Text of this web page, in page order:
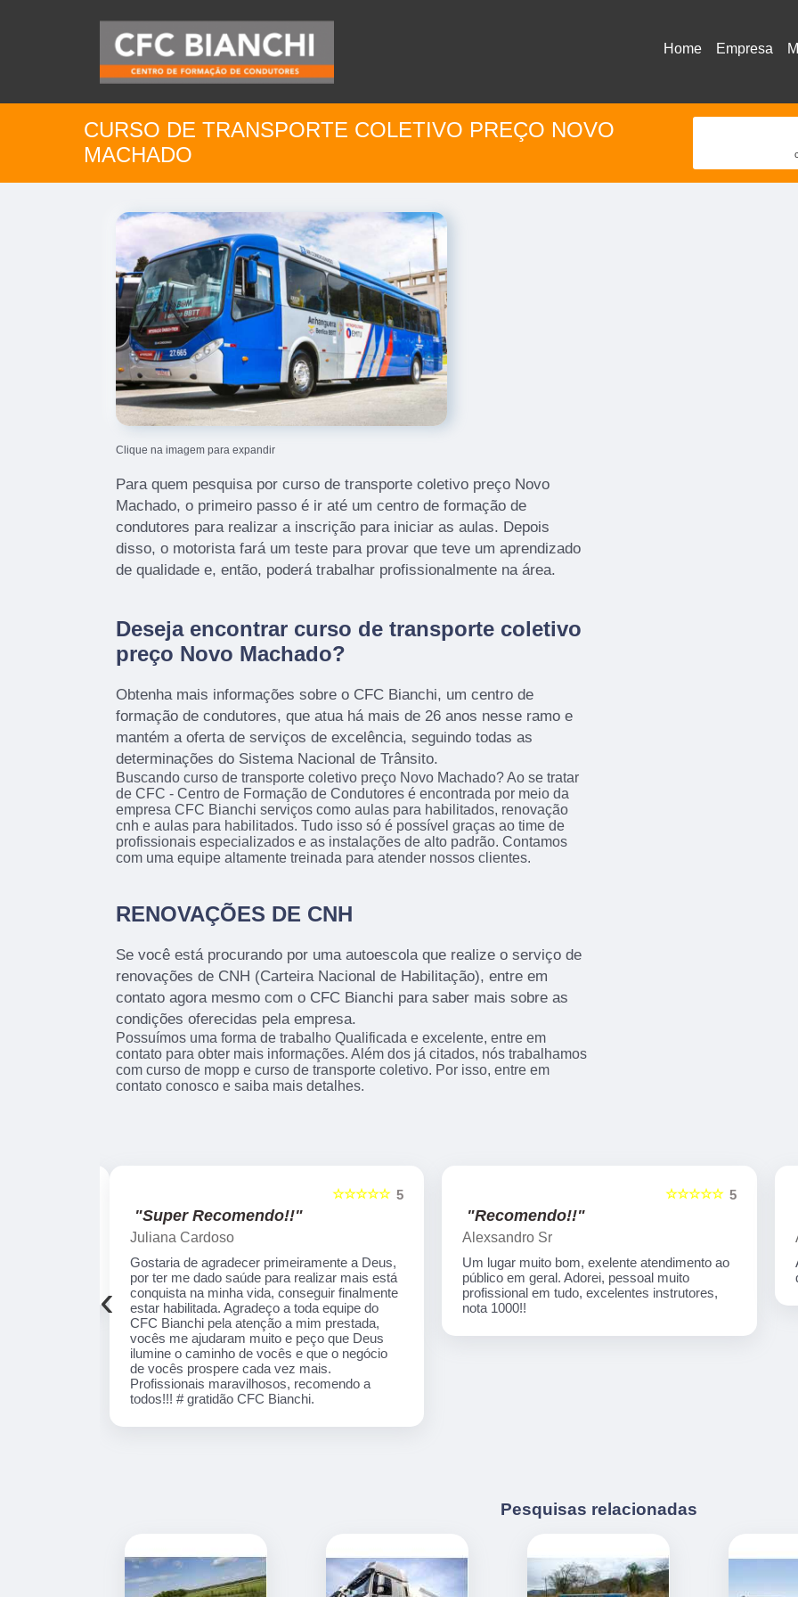
Home Empresa
CURSO DE TRANSPORTE COLETIVO PREÇO NOVO
MACHADO
Clique na imagem para expandir
Para quem pesquisa por curso de transporte coletivo preço Novo
Machado, o primeiro passo é ir até um centro de formação de
condutores para realizar a inscrição para iniciar as aulas. Depois
disso, o motorista fará um teste para provar que teve um aprendizado
de qualidade e, então, poderá trabalhar profissionalmente na área.
Deseja encontrar curso de transporte coletivo
preço Novo Machado?
Obtenha mais informações sobre o CFC Bianchi, um centro de
formação de condutores, que atua há mais de 26 anos nesse ramo e
mantém a oferta de serviços de excelência, seguindo todas as
determinações do Sistema Nacional de Trânsito.
Buscando curso de transporte coletivo preço Novo Machado? Ao se tratar
de CFC - Centro de Formação de Condutores é encontrada por meio da
empresa CFC Bianchi serviços como aulas para habilitados, renovação
cnh e aulas para habilitados. Tudo isso só é possível graças ao time de
profissionais especializados e as instalações de alto padrão. Contamos
com uma equipe altamente treinada para atender nossos clientes.
RENOVAÇÕES DE CNH
Se você está procurando por uma autoescola que realize o serviço de
renovações de CNH (Carteira Nacional de Habilitação), entre em
contato agora mesmo com o CFC Bianchi para saber mais sobre as
condições oferecidas pela empresa.
Possuímos uma forma de trabalho Qualificada e excelente, entre em
contato para obter mais informações. Além dos já citados, nós trabalhamos
com curso de mopp e curso de transporte coletivo. Por isso, entre em
contato conosco e saiba mais detalhes.
5
☆☆☆☆☆
"Recomendo!!"
Alexsandro Sr
Um lugar muito bom, exelente atendimento ao
público em geral. Adorei, pessoal muito
profissional em tudo, excelentes instrutores,
nota 1000!!
5
☆☆☆☆☆
"Recomendo!!"
Artecom informatica
Atendimento especial, professores
qualificados, serviços de qualidade.
‹
Pesquisas relacionadas